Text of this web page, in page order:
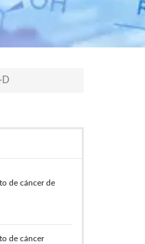
de cáncer de
de cáncer